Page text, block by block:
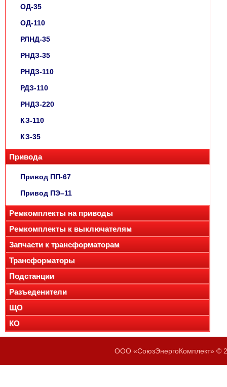
ОД-35
ОД-110
РЛНД-35
РНДЗ-35
РНДЗ-110
РДЗ-110
РНДЗ-220
КЗ-110
КЗ-35
Привода
Привод ПП-67
Привод ПЭ–11
Ремкомплекты на приводы
Ремкомплекты к выключателям
Запчасти к трансформаторам
Трансформаторы
Подстанции
Разъеденители
ЩО
КО
ООО «СоюзЭнергоКомплект» ©